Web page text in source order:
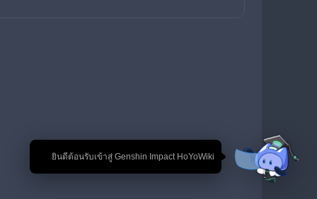
🎉 ยินดีต้อนรับเข้าสู่ Genshin Impact HoYoWiki